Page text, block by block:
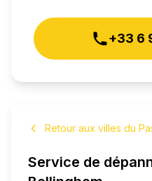
+33 6
Retour aux villes du
Service de